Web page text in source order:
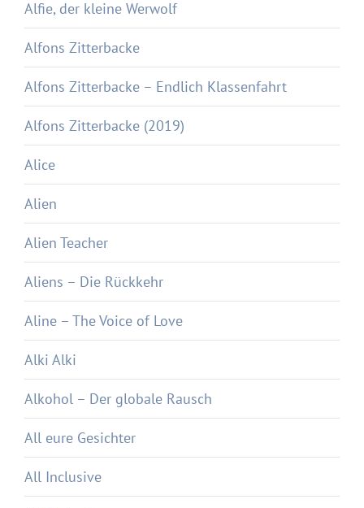
Alfie, der kleine Werwolf
Alfons Zitterbacke
Alfons Zitterbacke – Endlich Klassenfahrt
Alfons Zitterbacke (2019)
Alice
Alien
Alien Teacher
Aliens – Die Rückkehr
Aline – The Voice of Love
Alki Alki
Alkohol – Der globale Rausch
All eure Gesichter
All Inclusive